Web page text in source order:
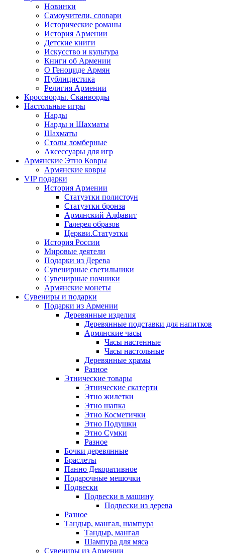
Новинки
Самоучители, словари
Исторические романы
История Армении
Детские книги
Иcкусство и культура
Книги об Армении
О Геноциде Армян
Публицистика
Религия Армении
Кроссворды. Сканворды
Настольные игры
Нарды
Нарды и Шахматы
Шахматы
Столы ломберные
Аксессуары для игр
Армянские Этно Ковры
Армянские ковры
VIP подарки
История Армении
Статуэтки полистоун
Статуэтки бронза
Армянский Алфавит
Галерея образов
Церкви.Статуэтки
История России
Мировые деятели
Подарки из Дерева
Сувенирные светильники
Сувенирные ночники
Армянские монеты
Сувениры и подарки
Подарки из Армении
Деревянные изделия
Деревянные подставки для напитков
Армянские часы
Часы настенные
Часы настольные
Деревянные храмы
Разное
Этнические товары
Этнические скатерти
Этно жилетки
Этно шапка
Этно Косметички
Этно Подушки
Этно Сумки
Разное
Бочки деревянные
Браслеты
Панно Декоративное
Подарочные мешочки
Подвески
Подвески в машину
Подвески из дерева
Разное
Тандыр, мангал, шампура
Тандыр, мангал
Шампура для мяса
Сувениры из Армении